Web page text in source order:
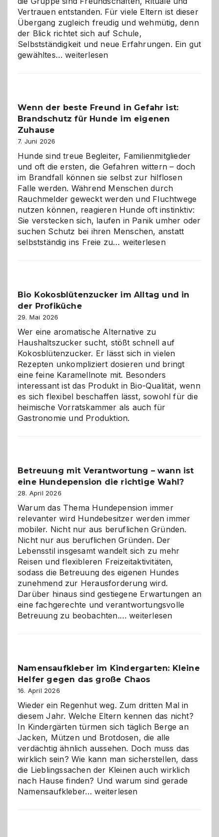
Vertrauen entstanden. Für viele Eltern ist dieser
Übergang zugleich freudig und wehmütig, denn
der Blick richtet sich auf Schule,
Selbstständigkeit und neue Erfahrungen. Ein gut
gewähltes…Abschied
und
herzlich
weiterlesen
Wenn der beste Freund in Gefahr ist:
Brandschutz für Hunde im eigenen
Zuhause
7. Juni 2026
Hunde sind treue Begleiter, Familienmitglieder
und oft die ersten, die Gefahren wittern – doch
im Brandfall können sie selbst zur hilflosen
Falle werden. Während Menschen durch
Rauchmelder geweckt werden und Fluchtwege
nutzen können, reagieren Hunde oft instinktiv:
Sie verstecken sich, laufen in Panik umher oder
suchen Schutz bei ihren Menschen, anstatt
selbstständig ins Freie zu… Wenn
Gefahr
für
Hunde
im
eigenen
Zuhause
weiterlesen
Bio Kokosblütenzucker im Alltag und in
der Profiküche
29. Mai 2026
Wer eine aromatische Alternative zu
Haushaltszucker sucht, stößt schnell auf
Kokosblütenzucker. Er lässt sich in vielen
Rezepten unkompliziert dosieren und bringt
eine feine Karamellnote mit. Besonders
interessant ist das Produkt in Bio-Qualität, wenn
es sich flexibel beschaffen lässt, sowohl für die
heimische Vorratskammer als auch für
Gastronomie und Produktion.
Betreuung mit Verantwortung – wann ist
eine Hundepension die richtige Wahl?
28. April 2026
Warum das Thema Hundepension immer
relevanter wird Hundebesitzer werden immer
mobiler. Nicht nur aus beruflichen Gründen.
Nicht nur aus beruflichen Gründen. Der
Lebensstil insgesamt wandelt sich zu mehr
Reisen und flexibleren Freizeitaktivitäten,
sodass die Betreuung des eigenen Hundes
zunehmend zur Herausforderung wird.
Darüber hinaus sind gestiegene Erwartungen an
eine fachgerechte und verantwortungsvolle
Betreuung zu beobachten.…Betreuung
ist
eine
die
richtige
Wahl?
weiterlesen
Namensaufkleber im Kindergarten: Kleine
Helfer gegen das große Chaos
16. April 2026
Wieder ein Regenhut weg. Zum dritten Mal in
diesem Jahr. Welche Eltern kennen das nicht?
In Kindergärten türmen sich täglich Berge an
Jacken, Mützen und Brotdosen, die alle
verdächtig ähnlich aussehen. Doch muss das
wirklich sein? Wie kann man sicherstellen, dass
die Lieblingssachen der Kleinen auch wirklich
nach Hause finden? Und warum sind gerade
Namensaufkleber…Namensaufkleber
weiterlesen